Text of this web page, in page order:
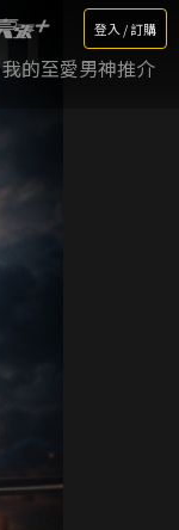
登入 / 訂購
我的至愛男神推介